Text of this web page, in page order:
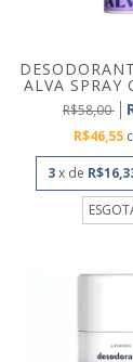
ALVA SPRAY
R$58,00
R$46,55
3 x de